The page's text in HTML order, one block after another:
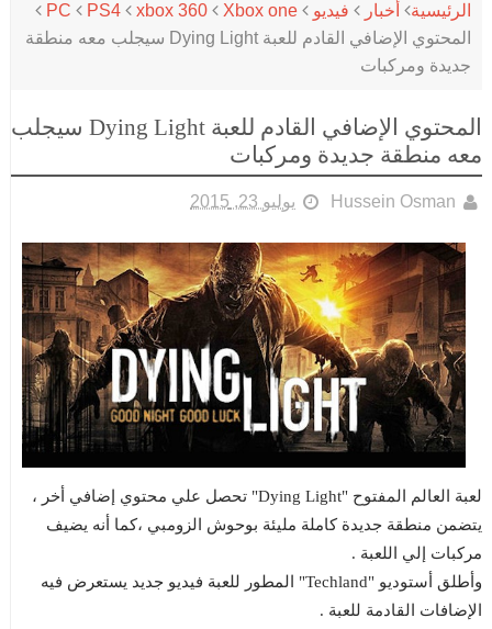
الرئيسية أخبار فيديو PC PS4 xbox 360
Xbox one
المحتوي الإضافي القادم للعبة Dying Light سيجلب معه منطقة
جديدة ومركبات
المحتوي الإضافي القادم للعبة Dying Light سيجلب
معه منطقة جديدة ومركبات
Hussein Osman يوليو 23, 2015
لعبة العالم المفتوح "Dying Light" تحصل علي محتوي إضافي أخر ،
يتضمن منطقة جديدة كاملة مليئة بوحوش الزومبي ،كما أنه يضيف
مركبات إلي اللعبة .
وأطلق أستوديو "Techland" المطور للعبة فيديو جديد يستعرض فيه
الإضافات القادمة للعبة .